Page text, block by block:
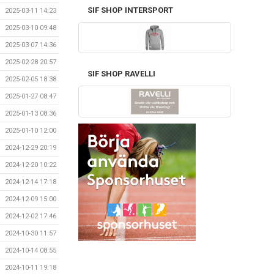
2025-03-11 14:23
2025-03-10 09:48
2025-03-07 14:36
2025-02-28 20:57
2025-02-05 18:38
2025-01-27 08:47
2025-01-13 08:36
2025-01-10 12:00
2024-12-29 20:19
2024-12-20 10:22
2024-12-14 17:18
2024-12-09 15:00
2024-12-02 17:46
2024-10-30 11:57
2024-10-14 08:55
2024-10-11 19:18
SIF SHOP INTERSPORT
SIF SHOP RAVELLI